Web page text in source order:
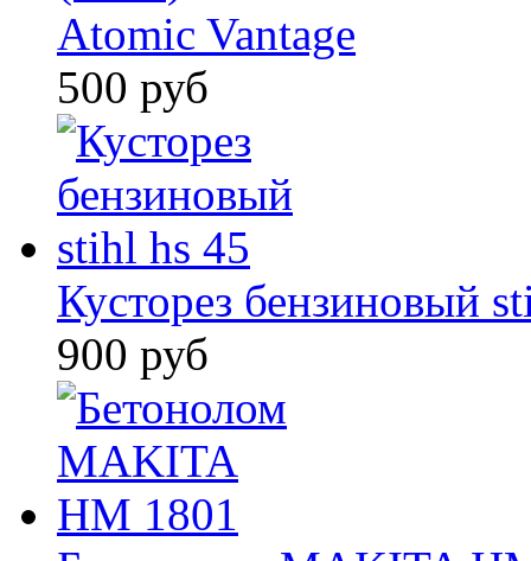
Atomic Vantage
500 руб
Кусторез бензиновый
900 руб